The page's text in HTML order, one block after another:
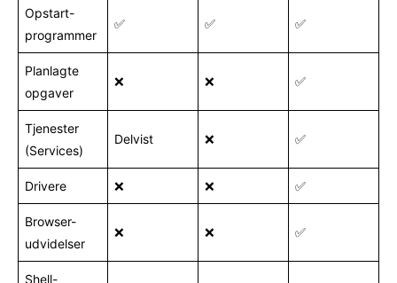
Opstart-
programmer
✅ ✅ ✅
Planlagte
opgaver
❌ ❌ ✅
Tjenester
(Services)
Delvist ❌ ✅
Drivere ❌ ❌ ✅
Browser-
udvidelser
❌ ❌ ✅
Shell-